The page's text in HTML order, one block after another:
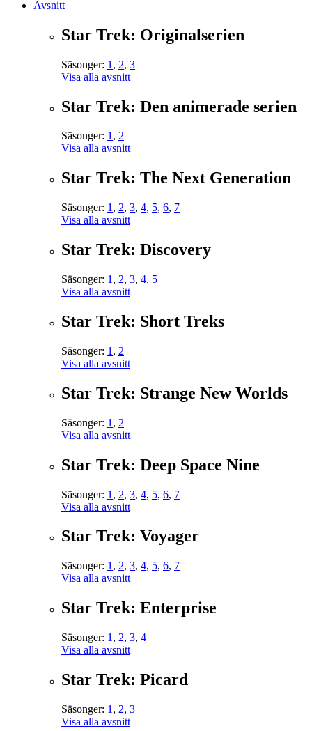
Avsnitt
Star Trek: Originalserien
Säsonger: 1 , 2, 3
Visa alla avsnitt
Star Trek: Den animerade serien
Säsonger: 1, 2
Visa alla avsnitt
Star Trek: The Next Generation
Säsonger: 1 , 2, 3, 4, 5, 6, 7
Visa alla avsnitt
Star Trek: Discovery
Säsonger: 1 , 2, 3, 4, 5
Visa alla avsnitt
Star Trek: Short Treks
Säsonger: 1 , 2
Visa alla avsnitt
Star Trek: Strange New Worlds
Säsonger: 1 , 2
Visa alla avsnitt
Star Trek: Deep Space Nine
Säsonger: 1 , 2, 3, 4, 5, 6, 7
Visa alla avsnitt
Star Trek: Voyager
Säsonger: 1 , 2, 3, 4, 5, 6, 7
Visa alla avsnitt
Star Trek: Enterprise
Säsonger: 1 , 2, 3, 4
Visa alla avsnitt
Star Trek: Picard
Säsonger: 1 , 2, 3
Visa alla avsnitt